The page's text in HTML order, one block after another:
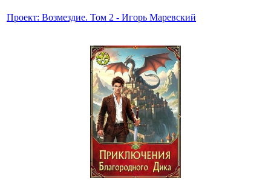
Проект: Возмездие. Том 2 - Игорь Маревский